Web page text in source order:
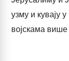
узму и кувају
војскама више